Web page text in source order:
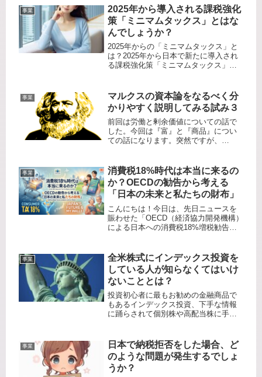
事業
2025年から導入される課税強化
策「ミニマムタックス」とはな
んでしょうか？
2025年からの「ミニマムタックス」と
は？2025年から日本で新たに導入され
る課税強化策「ミニマムタックス」
30億円以上の人々、または金融所得な
どの所得が10億円以上の人々...
事業
マルクスの資本論をなるべく分
かりやすく説明してみる試み３
前回は労働と剰余価値についての話で
した。今回は『富』と『商品』につい
ての話になります。突然ですが、
であり、生活を豊かにしてくれるもの
であり、社会の役に立つものでもあり
ます。現...
事業
消費税18%時代は本当に来るの
か？OECDの勧告から考える
「日本の未来と私たちの財布」
こんにちは！今日は、先日ニュースを
賑わせた「OECD（経済協力開発機構）
による日本への消費税18%増税勧告」
きたいと思います。「10%でも高いの
に、18%なんて無理！」「北...
事業
全米株式にインデックス投資を
している人が知らなくてはいけ
ないこととは？
投資初心者に最もお勧めの金融商品で
もあるインデックス投資、下手な情報
に踊らされて個別株や高配当株に手を
思ったことはありませんか？私はよく
思っています。今や投資経験者でも外
せ...
事業
日本で納税拒否をした場合、ど
のような問題が発生するでしょ
うか？